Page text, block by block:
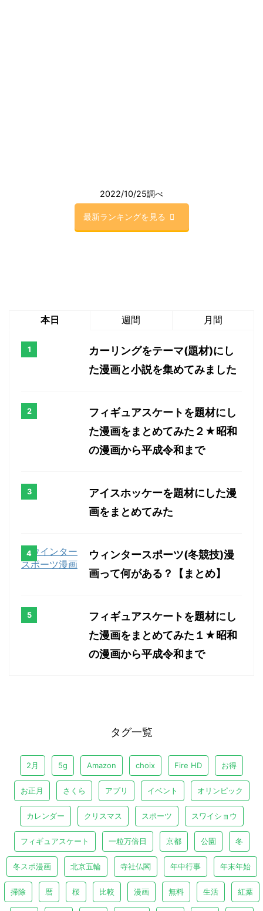
2022/10/25調べ
最新ランキングを見る
本日 週間 月間
カーリングをテーマ(題材)にし
た漫画と小説を集めてみました
フィギュアスケートを題材にし
た漫画をまとめてみた２★昭和
の漫画から平成令和まで
アイスホッケーを題材にした漫
画をまとめてみた
ウィンタースポーツ(冬競技)漫
画って何がある？【まとめ】
フィギュアスケートを題材にし
た漫画をまとめてみた１★昭和
の漫画から平成令和まで
タグ一覧
2月 5g Amazon choix Fire HD お得
お正月 さくら アプリ イベント オリンピック
カレンダー クリスマス スポーツ スワイショウ
フィギュアスケート 一粒万倍日 京都 公園 冬
冬スポ漫画 北京五輪 寺社仏閣 年中行事 年末年始
掃除 暦 桜 比較 漫画 無料 生活 紅葉